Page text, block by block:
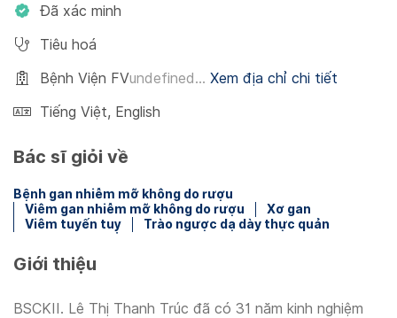
Đã xác minh
Tiêu hoá
Bệnh Viện FVundefined... Xem địa chỉ chi tiết
Tiếng Việt, English
Bác sĩ giỏi về
Bệnh gan nhiễm mỡ không do rượu
Viêm gan nhiễm mỡ không do rượu
Xơ gan
Viêm tuyến tuỵ
Trào ngược dạ dày thực quản
Giới thiệu
BSCKII. Lê Thị Thanh Trúc đã có 31 năm kinh nghiệm